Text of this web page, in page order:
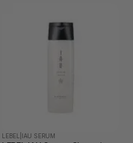
LEBEL IAU SERUM